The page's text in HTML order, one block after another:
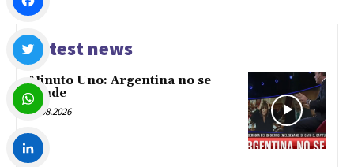
Latest news
Minuto Uno: Argentina no se
vende
07.08.2026
Facebook
Twitter
WhatsApp